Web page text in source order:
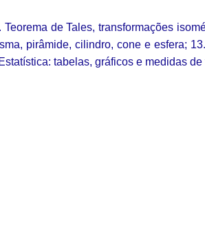
de Tales, transformações
pirâmide, cilindro, cone e esfera;
tabelas, gráficos e medidas